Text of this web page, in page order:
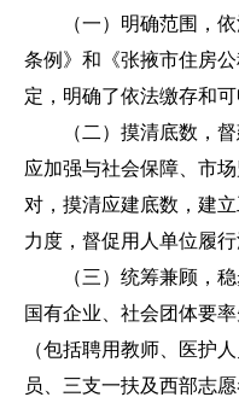
（一）明确范围，
条例》和《张掖市住房
定，明确了依法缴存和
（二）摸清底数，
应加强与社会保障、市
对，摸清应建底数，建
力度，督促用人单位履行
（三）统筹兼顾，
国有企业、社会团体要
（包括聘用教师、医护
员、三支一扶及西部志